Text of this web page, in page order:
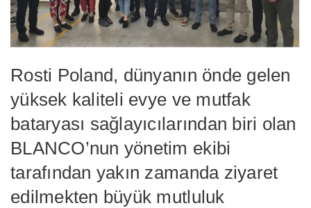
Rosti Poland, dünyanın önde gelen
yüksek kaliteli evye ve mutfak
bataryası sağlayıcılarından biri olan
BLANCO’nun yönetim ekibi
tarafından yakın zamanda ziyaret
edilmekten büyük mutluluk